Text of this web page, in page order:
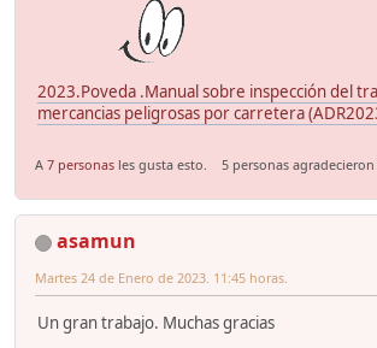
2023.Poveda .Manual sobre inspección del
mercancias peligrosas por carretera
A 7 personas les gusta esto. 5 personas agradecieron
asamun
Martes 24 de Enero de 2023. 11:45 horas.
Un gran trabajo. Muchas gracias